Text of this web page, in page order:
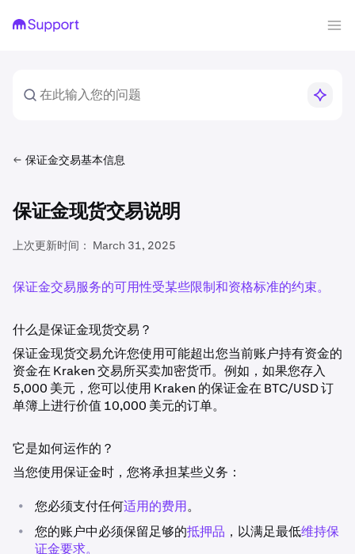
保证金交易基本信息
保证金现货交易说明
上次更新时间： March 31, 2025
保证金交易服务的可用性受某些限制和资格标准的约束。
什么是保证金现货交易？
保证金现货交易允许您使用可能超出您当前账户持有资金的
资金在 Kraken 交易所买卖加密货币。例如，如果您存入
5,000 美元，您可以使用 Kraken 的保证金在 BTC/USD 订
单簿上进行价值 10,000 美元的订单。
它是如何运作的？
当您使用保证金时，您将承担某些义务：
• 您必须支付任何适用的费用。
• 您的账户中必须保留足够的抵押品 ，以满足最低维持保
证金要求。